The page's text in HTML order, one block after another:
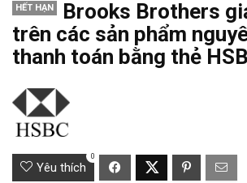
HẾT HẠN
Brooks Brothers
trên các sản phẩm
thanh toán bằng thẻ
Yêu thích
0